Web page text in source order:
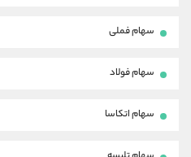
سهام فملی
سهام فولاد
سهام اتکاسا